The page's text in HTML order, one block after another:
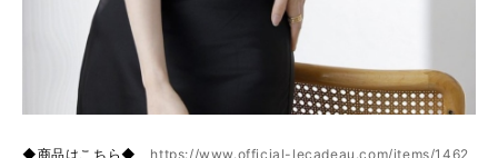
◆商品はこちら◆ https://www.official-lecadeau.com/items/1462